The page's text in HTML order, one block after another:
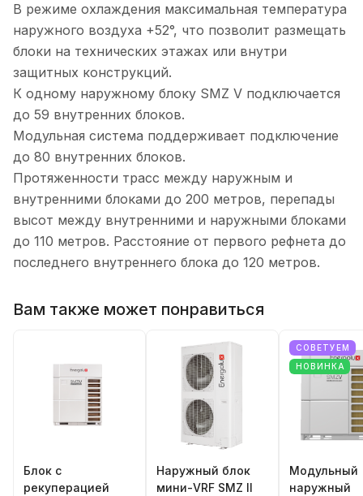
В режиме охлаждения максимальная температура
наружного воздуха +52°, что позволит размещать
блоки на технических этажах или внутри
защитных конструкций.
К одному наружному блоку SMZ V подключается
до 59 внутренних блоков.
Модульная система поддерживает подключение
до 80 внутренних блоков.
Протяженности трасс между наружным и
внутренними блоками до 200 метров, перепады
высот между внутренними и наружными блоками
до 110 метров. Расстояние от первого рефнета до
последнего внутреннего блока до 120 метров.
Вам также может понравиться
Блок с
рекуперацией
Наружный блок
мини-VRF SMZ II
СОВЕТУЕМ
НОВИНКА
Модульный
наружный